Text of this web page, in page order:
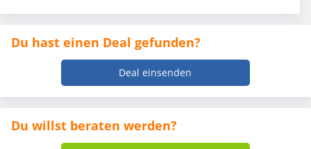
Du hast einen Deal gefunden?
Deal einsenden
Du willst beraten werden?